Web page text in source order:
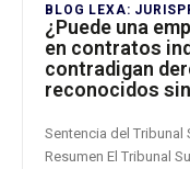
BLOG LEXA:
¿Puede una
en contratos
contradigan
reconocidos
Sentencia del Tribunal
Resumen El Tribunal Supremo resuelve un conflicto colectivo